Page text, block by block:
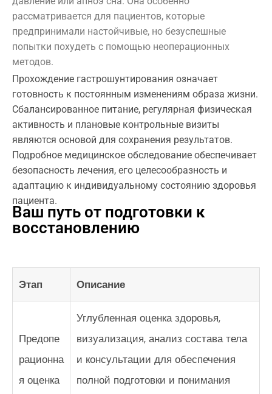
рассматривается для пациентов, которые
предпринимали настойчивые, но безуспешные
попытки похудеть с помощью неоперационных
методов.
Прохождение гастрошунтирования означает
готовность к постоянным изменениям образа жизни.
Сбалансированное питание, регулярная физическая
активность и плановые контрольные визиты
являются основой для сохранения результатов.
Подробное медицинское обследование обеспечивает
безопасность лечения, его целесообразность и
адаптацию к индивидуальному состоянию здоровья
пациента.
Ваш путь от подготовки к
восстановлению
Этап Описание
Предопе
рационна
я оценка
Углубленная оценка здоровья,
визуализация, анализ состава тела
и консультации для обеспечения
полной подготовки и понимания